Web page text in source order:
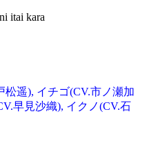
itai kara
松遥), イチゴ(CV.市ノ瀬加
早見沙織), イクノ(CV.石